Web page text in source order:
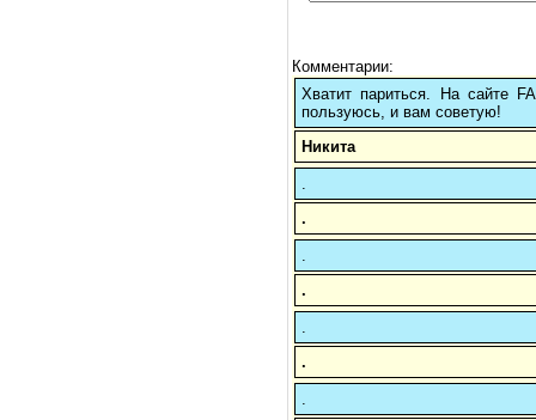
Комментарии:
Хватит париться. На сайте
пользуюсь, и вам советую!
Никита
.
.
.